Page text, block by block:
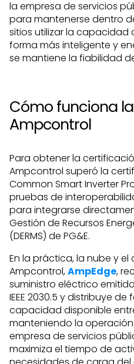
la empresa de servicios
para mantenerse dentro
sitios utilizar la capacidad
forma más inteligente y
se mantiene la fiabilidad
Cómo funciona
Ampcontrol
Para obtener la
Ampcontrol superó la
Common Smart Inverter
pruebas de
para integrarse
Gestión de Recursos
(DERMS) de PG&E.
En la práctica, la nube y
Ampcontrol,AmpEdge,
suministro eléctrico
IEEE 2030.5 y distribuye
capacidad disponible
manteniendo la
empresa de servicios
maximiza el tiempo de